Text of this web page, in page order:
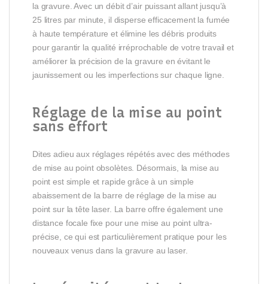
la gravure. Avec un débit d’air puissant allant jusqu’à
25 litres par minute, il disperse efficacement la fumée
à haute température et élimine les débris produits
pour garantir la qualité irréprochable de votre travail et
améliorer la précision de la gravure en évitant le
jaunissement ou les imperfections sur chaque ligne.
Réglage de la mise au point
sans effort
Dites adieu aux réglages répétés avec des méthodes
de mise au point obsolètes. Désormais, la mise au
point est simple et rapide grâce à un simple
abaissement de la barre de réglage de la mise au
point sur la tête laser. La barre offre également une
distance focale fixe pour une mise au point ultra-
précise, ce qui est particulièrement pratique pour les
nouveaux venus dans la gravure au laser.